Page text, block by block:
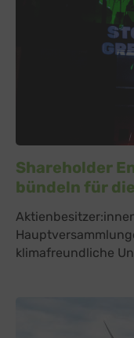
Shareholder
bündeln für
klimafreundliche